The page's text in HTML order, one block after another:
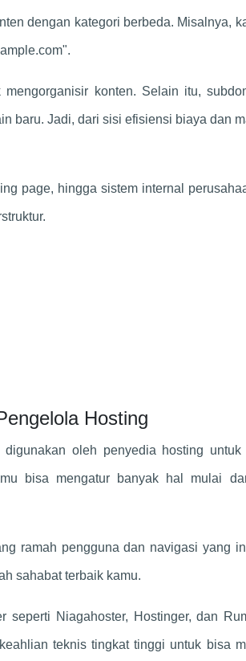
dengan kategori berbeda. Misalnya,
konten. Selain itu,
baru. Jadi, dari sisi efisiensi biaya dan
page, hingga sistem internal
Hosting
oleh penyedia hosting untuk
bisa mengatur banyak hal mulai
ramah pengguna dan navigasi yang
sahabat terbaik kamu.
Niagahoster, Hostinger, dan
teknis tingkat tinggi untuk bisa